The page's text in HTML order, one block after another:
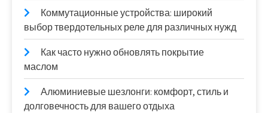
Коммутационные устройства: широкий
выбор твердотельных реле для различных нужд
Как часто нужно обновлять покрытие
маслом
Алюминиевые шезлонги: комфорт, стиль и
долговечность для вашего отдыха